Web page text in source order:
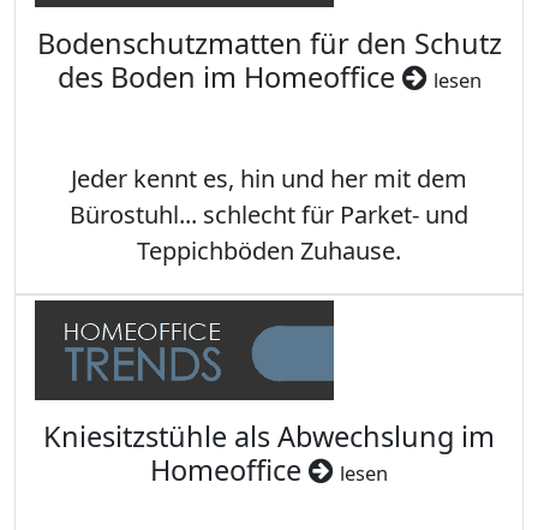
Bodenschutzmatten für den Schutz
des Boden im Homeoffice
lesen
Jeder kennt es, hin und her mit dem
Bürostuhl... schlecht für Parket- und
Teppichböden Zuhause.
Kniesitzstühle als Abwechslung im
Homeoffice
lesen